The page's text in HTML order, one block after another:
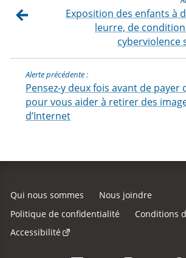
Exposition des enfants à
leurre, de
cyberviolence
Alerte précédente :
Pensez-y deux fois avant de payer
pour vous aider à retirer des
d’Internet
Qui nous sommes
Nous joindre
Politique de confidentialité
Conditions
Accessibilité